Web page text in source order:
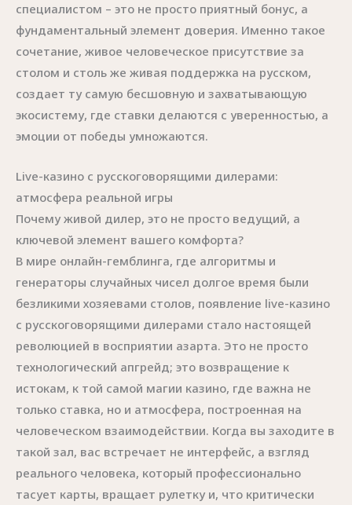
специалистом – это не просто приятный бонус, а
фундаментальный элемент доверия. Именно такое
сочетание, живое человеческое присутствие за
столом и столь же живая поддержка на русском,
создает ту самую бесшовную и захватывающую
экосистему, где ставки делаются с уверенностью, а
эмоции от победы умножаются.
Live-казино с русскоговорящими дилерами:
атмосфера реальной игры
Почему живой дилер, это не просто ведущий, а
ключевой элемент вашего комфорта?
В мире онлайн-гемблинга, где алгоритмы и
генераторы случайных чисел долгое время были
безликими хозяевами столов, появление live-казино
с русскоговорящими дилерами стало настоящей
революцией в восприятии азарта. Это не просто
технологический апгрейд; это возвращение к
истокам, к той самой магии казино, где важна не
только ставка, но и атмосфера, построенная на
человеческом взаимодействии. Когда вы заходите в
такой зал, вас встречает не интерфейс, а взгляд
реального человека, который профессионально
тасует карты, вращает рулетку и, что критически